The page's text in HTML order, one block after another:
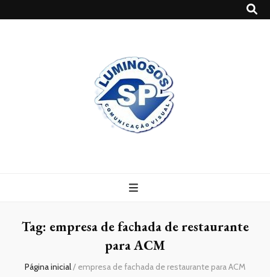
Tag: empresa de fachada de restaurante
para ACM
Página inicial/ empresa de fachada de restaurante para ACM